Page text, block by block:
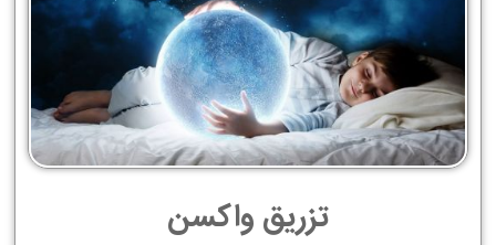
تزریق واکسن